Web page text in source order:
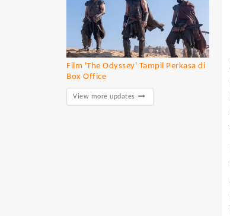
Film 'The Odyssey' Tampil Perkasa di
Box Office
View more updates